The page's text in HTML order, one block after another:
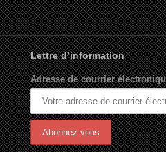
Lettre d’information
Adresse de courrier